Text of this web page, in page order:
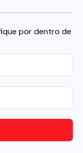
por dentro de